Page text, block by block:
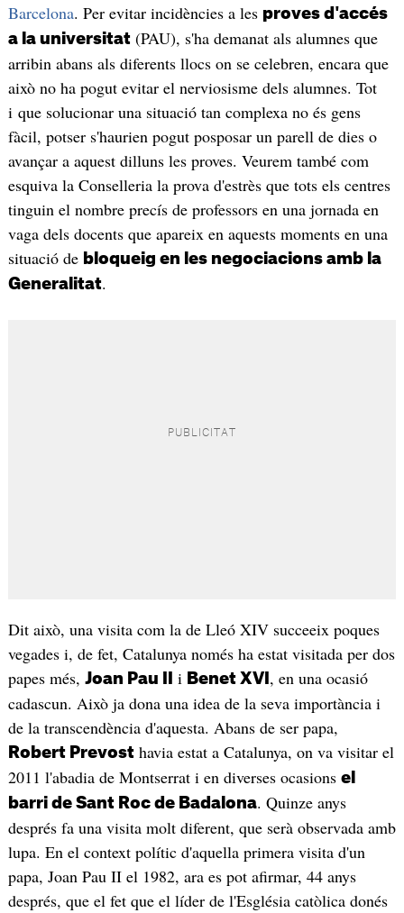
Barcelona. Per evitar incidències a les proves d'accés
a la universitat(PAU), s'ha demanat als alumnes que
arribin abans als diferents llocs on se celebren, encara que
això no ha pogut evitar el nerviosisme dels alumnes. Tot
i que solucionar una situació tan complexa no és gens
fàcil, potser s'haurien pogut posposar un parell de dies o
avançar a aquest dilluns les proves. Veurem també com
esquiva la Conselleria la prova d'estrès que tots els centres
tinguin el nombre precís de professors en una jornada en
vaga dels docents que apareix en aquests moments en una
situació de bloqueig en les negociacions amb la
Generalitat.
Dit això, una visita com la de Lleó XIV succeeix poques
vegades i, de fet, Catalunya només ha estat visitada per dos
papes més, Joan Pau II i Benet XVI , en una ocasió
cadascun. Això ja dona una idea de la seva importància i
de la transcendència d'aquesta. Abans de ser papa,
Robert Prevosthavia estat a Catalunya, on va visitar el
2011 l'abadia de Montserrat i en diverses ocasions el
barri de Sant Roc de Badalona. Quinze anys
després fa una visita molt diferent, que serà observada amb
lupa. En el context polític d'aquella primera visita d'un
papa, Joan Pau II el 1982, ara es pot afirmar, 44 anys
després, que el fet que el líder de l'Església catòlica donés